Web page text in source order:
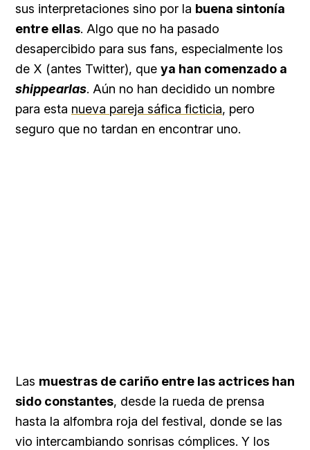
sus interpretaciones sino por la buena sintonía
entre ellas. Algo que no ha pasado
desapercibido para sus fans, especialmente los
de X (antes Twitter), que ya han comenzado a
shippearlas. Aún no han decidido un nombre
para esta nueva pareja sáfica ficticia, pero
seguro que no tardan en encontrar uno.
Las muestras de cariño entre las actrices han
sido constantes, desde la rueda de prensa
hasta la alfombra roja del festival, donde se las
vio intercambiando sonrisas cómplices. Y los